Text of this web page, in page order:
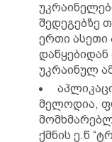
შედეგებზე
ერთი ასეთი
უკრაინულ
მელოდია,
ქმნის ე.წ